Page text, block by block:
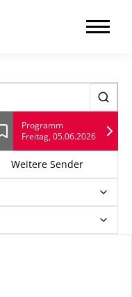
Lesezeichen
Programm
Freitag, 05.06.2026
Weitere Sender